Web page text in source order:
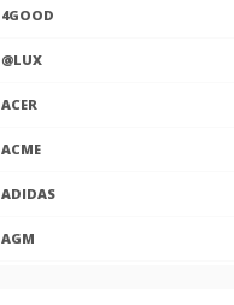
4GOOD
@LUX
ACER
ACME
ADIDAS
AGM